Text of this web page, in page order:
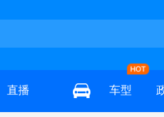
直播 车型